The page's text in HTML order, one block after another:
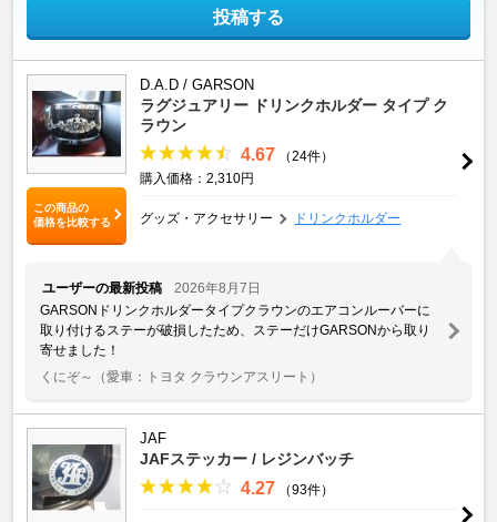
投稿する
この商品の
価格を比較する
D.A.D / GARSON
ラグジュアリー ドリンクホルダー タイプ ク
ラウン
4.67
（24件）
購入価格：2,310円
グッズ・アクセサリー ドリンクホルダー
ユーザーの最新投稿
2026年8月7日
GARSONドリンクホルダータイプクラウンのエアコンルーバーに
取り付けるステーが破損したため、ステーだけGARSONから取り
寄せました！
くにぞ～
（愛車：トヨタ クラウンアスリート）
JAF
JAFステッカー / レジンバッチ
4.27 （93件）